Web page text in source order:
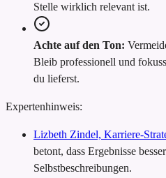
Stelle wirklich relevant ist.
Achte auf den Ton:
Bleib professionell und
du lieferst.
Expertenhinweis:
Lizbeth Zindel, Karriere-
betont, dass Ergebnisse
Selbstbeschreibungen.